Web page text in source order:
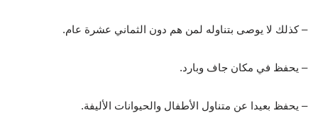
– كذلك لا يوصى بتناوله لمن هم دون الثماني عشرة عام.
– يحفظ في مكان جاف وبارد.
– يحفظ بعيدا عن متناول الأطفال والحيوانات الأليفة.